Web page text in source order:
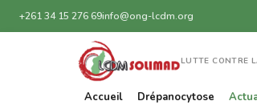
+261 34 15 276 69info@ong-lcdm.org
LUTTE CONTRE
Accueil Drépanocytose